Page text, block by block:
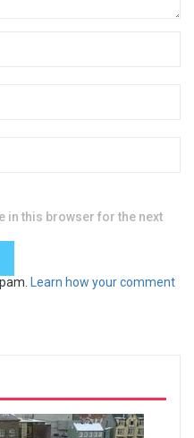
in this browser for the next
Learn how your comment